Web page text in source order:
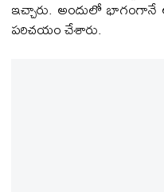
ఇచ్చారు. అందులో
పరిచయం చేశారు.